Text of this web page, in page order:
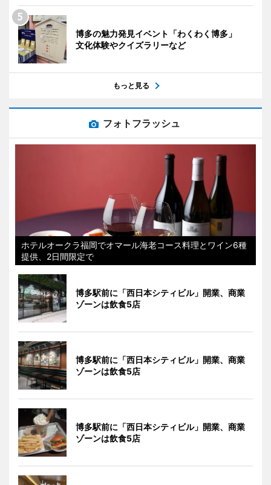
博多の魅力発見イベント「わくわく博多」
文化体験やクイズラリーなど
もっと見る
フォトフラッシュ
ホテルオークラ福岡でオマール海老コース料理とワイン6種
提供、2日間限定で
博多駅前に「西日本シティビル」開業、商業
ゾーンは飲食5店
博多駅前に「西日本シティビル」開業、商業
ゾーンは飲食5店
博多駅前に「西日本シティビル」開業、商業
ゾーンは飲食5店